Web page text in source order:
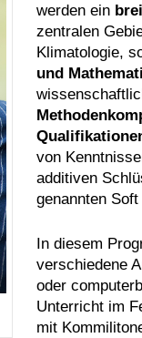
werden ein
zentralen
Klimatologie,
und
von
additiven
genannten
In diesem
verschiedene
oder
Unterricht im
mit